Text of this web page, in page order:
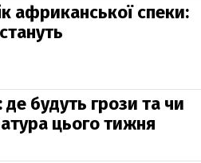
африканської спеки:
де будуть грози та чи
цього тижня